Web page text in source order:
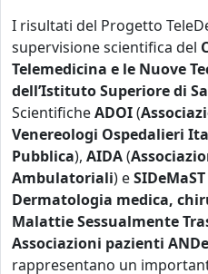
I risultati del Progetto
supervisione scientifica del
Telemedicina e le Nuove
dell’Istituto Superiore di
ScientificheADOI(
Venereologi Ospedalieri
Pubblica), AIDA(
Ambulatoriali) eSIDeMaST
Dermatologia medica,
Malattie Sessualmente
Associazioni pazienti
rappresentano un